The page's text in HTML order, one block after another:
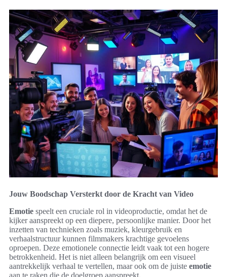
Jouw Boodschap Versterkt door de Kracht van Video
Emotie speelt een cruciale rol in videoproductie, omdat het de
kijker aanspreekt op een diepere, persoonlijke manier. Door het
inzetten van technieken zoals muziek, kleurgebruik en
verhaalstructuur kunnen filmmakers krachtige gevoelens
oproepen. Deze emotionele connectie leidt vaak tot een hogere
betrokkenheid. Het is niet alleen belangrijk om een visueel
aantrekkelijk verhaal te vertellen, maar ook om de juiste emotie
aan te raken die de doelgroep aanspreekt.